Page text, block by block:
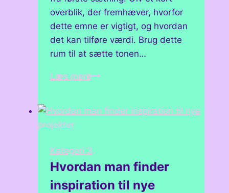
overblik, der fremhæver, hvorfor
dette emne er vigtigt, og hvordan
det kan tilføre værdi. Brug dette
rum til at sætte tonen…
Læs mereDe
inden
og
design
Kategori 3
Hvordan man finder
inspiration til nye